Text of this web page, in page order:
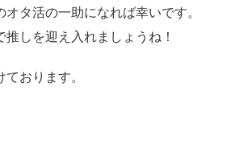
タ活の一助になれば幸いです。
しを迎え入れましょうね！
おります。